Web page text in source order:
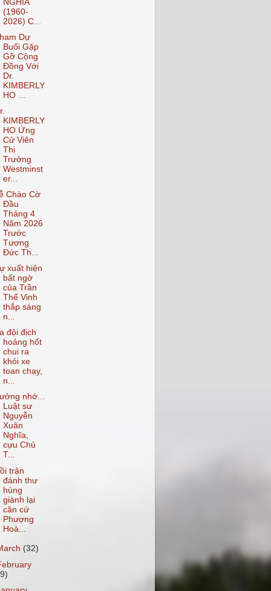
NGHĨA
(1960-
2026) C...
Dự
Buổi Gặp
Gỡ Cộng
Đồng Với
Dr.
KIMBERLY
HO ...
KIMBERLY
HO Ứng
Cử Viên
Thị
Trưởng
Westminst
er...
Chào Cờ
Đầu
Tháng 4
Năm 2026
Trước
Tượng
Đức Th...
xuất hiện
bất ngờ
của Trần
Thế Vinh
thắp sáng
n...
đội địch
hoảng hốt
chui ra
khỏi xe
toan chạy,
n...
nhớ...
Luật sư
Nguyễn
Xuân
Nghĩa,
cựu Chủ
T...
trận
đánh thư
hùng
giành lại
căn cứ
Phượng
Hoà...
(32)